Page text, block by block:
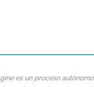
es un proceso autónomo